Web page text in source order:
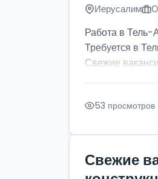
Иерусалим
Работа в Тель-
Требуется в
Свежие
53 просмотров
Свежие